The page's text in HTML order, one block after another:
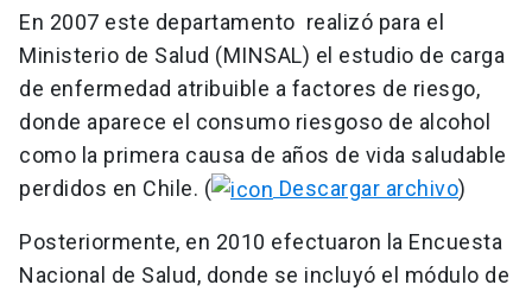
En 2007 este departamento realizó para el
Ministerio de Salud (MINSAL) el estudio de carga
de enfermedad atribuible a factores de riesgo,
donde aparece el consumo riesgoso de alcohol
como la primera causa de años de vida saludable
perdidos en Chile. (
Descargar archivo)
Posteriormente, en 2010 efectuaron la Encuesta
Nacional de Salud, donde se incluyó el módulo de